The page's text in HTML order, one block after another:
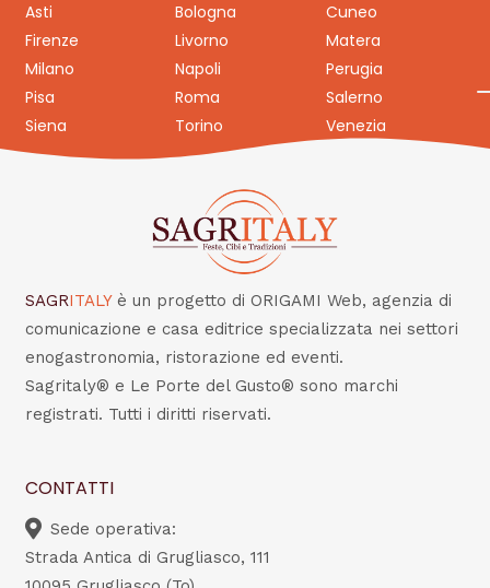
Asti Bologna
Cuneo
Firenze
Livorno
Matera
Milano
Napoli
Perugia
Pisa
Roma
Salerno
Siena
Torino Venezia
SAGRITALY è un progetto di ORIGAMI Web, agenzia di
comunicazione e casa editrice specializzata nei settori
enogastronomia, ristorazione ed eventi.
Sagritaly® e Le Porte del Gusto® sono marchi
registrati. Tutti i diritti riservati.
CONTATTI
Sede operativa:
Strada Antica di Grugliasco, 111